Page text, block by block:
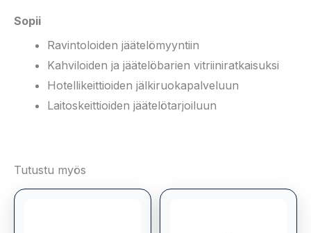
Sopii
Ravintoloiden jäätelömyyntiin
Kahviloiden ja jäätelöbarien vitriiniratkaisuksi
Hotellikeittioiden jälkiruokapalveluun
Laitoskeittioiden jäätelötarjoiluun
Tutustu myös